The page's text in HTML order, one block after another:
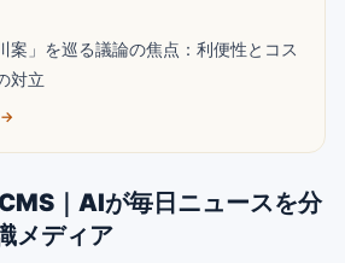
案」を巡る議論の焦点：利便性とコス
対立
→
｜AIが毎日ニュースを分
メディア